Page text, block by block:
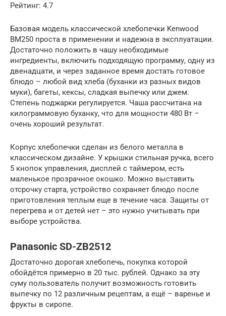
Рейтинг: 4.7
Базовая модель классической хлебопечки Kenwood
BM250 проста в применении и надежна в эксплуатации.
Достаточно положить в чашу необходимые
ингредиенты, включить подходящую программу, одну из
двенадцати, и через заданное время достать готовое
блюдо – любой вид хлеба (буханки из разных видов
муки), багеты, кексы, сладкая выпечку или джем.
Степень поджарки регулируется. Чаша рассчитана на
килограммовую буханку, что для мощности 480 Вт –
очень хороший результат.
Корпус хлебопечки сделан из белого металла в
классическом дизайне. У крышки стильная ручка, всего
5 кнопок управления, дисплей с таймером, есть
маленькое прозрачное окошко. Можно выставить
отсрочку старта, устройство сохраняет блюдо после
приготовления теплым еще в течение часа. Защиты от
перегрева и от детей нет – это нужно учитывать при
выборе устройства.
Panasonic SD-ZB2512
Достаточно дорогая хлебопечь, покупка которой
обойдётся примерно в 20 тыс. рублей. Однако за эту
суму пользователь получит возможность готовить
выпечку по 12 различным рецептам, а ещё – варенье и
фрукты в сиропе.